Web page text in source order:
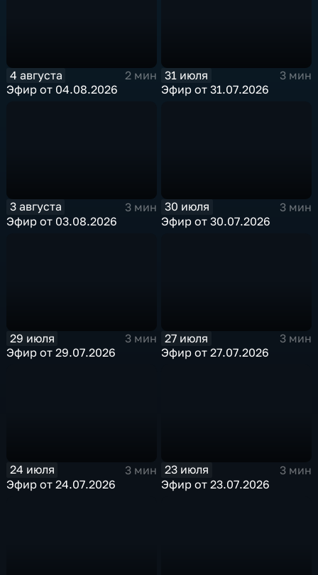
4 августа
2 мин
Эфир от 04.08.2026
31 июля
3 мин
Эфир от 31.07.2026
3 августа
3 мин
Эфир от 03.08.2026
30 июля
3 мин
Эфир от 30.07.2026
29 июля
3 мин
Эфир от 29.07.2026
27 июля
3 мин
Эфир от 27.07.2026
24 июля
3 мин
Эфир от 24.07.2026
23 июля
3 мин
Эфир от 23.07.2026